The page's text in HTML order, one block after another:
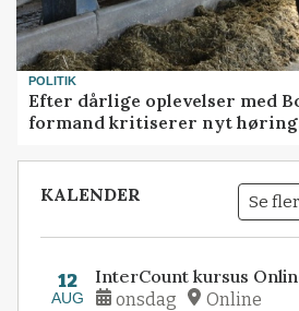
POLITIK
Efter dårlige oplevelser med
formand kritiserer nyt
KALENDER Se
12
AUG
InterCount kursus
onsdag Online